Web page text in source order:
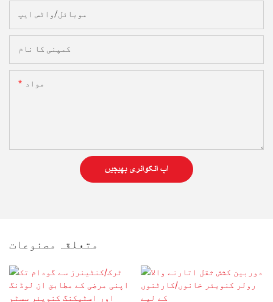
موبائل/واٹس ایپ
کمپنی کا نام
مواد
اب انکوائری بھیجیں
متعلقہ مصنوعات